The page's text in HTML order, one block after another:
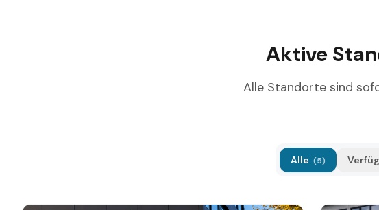
Aktive
Alle Standorte sind
Alle (5)